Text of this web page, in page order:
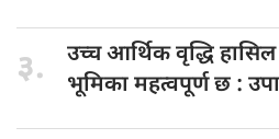
३. उच्च आर्थिकवृद्धि हासिल
भूमिका महत्वपूर्ण छ :